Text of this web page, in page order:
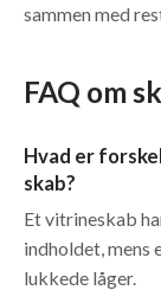
sammen med
FAQ om
Hvad er
skab?
Et vitrineskab
indholdet, mens
lukkede låger.